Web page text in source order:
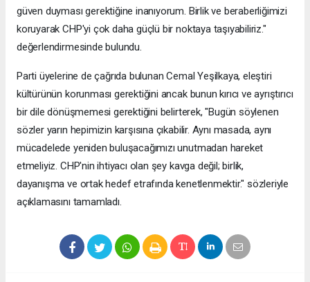
güven duyması gerektiğine inanıyorum. Birlik ve beraberliğimizi
koruyarak CHP'yi çok daha güçlü bir noktaya taşıyabiliriz."
değerlendirmesinde bulundu.
Parti üyelerine de çağrıda bulunan Cemal Yeşilkaya, eleştiri
kültürünün korunması gerektiğini ancak bunun kırıcı ve ayrıştırıcı
bir dile dönüşmemesi gerektiğini belirterek, "Bugün söylenen
sözler yarın hepimizin karşısına çıkabilir. Aynı masada, aynı
mücadelede yeniden buluşacağımızı unutmadan hareket
etmeliyiz. CHP'nin ihtiyacı olan şey kavga değil; birlik,
dayanışma ve ortak hedef etrafında kenetlenmektir." sözleriyle
açıklamasını tamamladı.